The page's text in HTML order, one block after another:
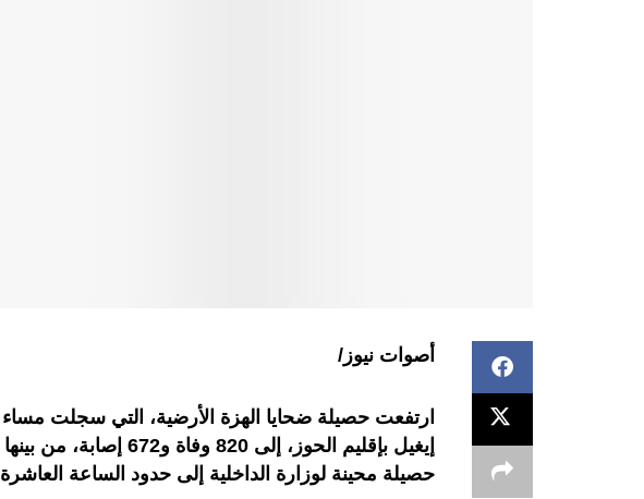
أصوات نيوز/
ارتفعت حصيلة ضحايا الهزة الأرضية، التي سجلت
حصيلة محينة لوزارة الداخلية إلى حدود الساعة العاشرة